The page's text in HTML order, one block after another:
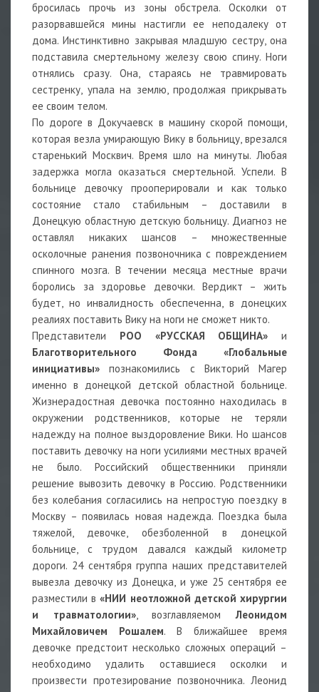
бросилась прочь из зоны обстрела. Осколки от
разорвавшейся мины настигли ее неподалеку от
дома. Инстинктивно закрывая младшую сестру, она
подставила смертельному железу свою спину. Ноги
отнялись сразу. Она, стараясь не травмировать
сестренку, упала на землю, продолжая прикрывать
ее своим телом.
По дороге в Докучаевск в машину скорой помощи,
которая везла умирающую Вику в больницу, врезался
старенький Москвич. Время шло на минуты. Любая
задержка могла оказаться смертельной. Успели. В
больнице девочку прооперировали и как только
состояние стало стабильным – доставили в
Донецкую областную детскую больницу. Диагноз не
оставлял никаких шансов – множественные
осколочные ранения позвоночника с повреждением
спинного мозга. В течении месяца местные врачи
боролись за здоровье девочки. Вердикт – жить
будет, но инвалидность обеспеченна, в донецких
реалиях поставить Вику на ноги не сможет никто.
Представители РОО «РУССКАЯ ОБЩИНА» и
Благотворительного Фонда «Глобальные
инициативы» познакомились с Викторий Магер
именно в донецкой детской областной больнице.
Жизнерадостная девочка постоянно находилась в
окружении родственников, которые не теряли
надежду на полное выздоровление Вики. Но шансов
поставить девочку на ноги усилиями местных врачей
не было. Российский общественники приняли
решение вывозить девочку в Россию. Родственники
без колебания согласились на непростую поездку в
Москву – появилась новая надежда. Поездка была
тяжелой, девочке, обезболенной в донецкой
больнице, с трудом давался каждый километр
дороги. 24 сентября группа наших представителей
вывезла девочку из Донецка, и уже 25 сентября ее
разместили в«НИИ неотложной детской хирургии
и травматологии», возглавляемомЛеонидом
Михайловичем Рошалем. В ближайшее время
девочке предстоит несколько сложных операций –
необходимо удалить оставшиеся осколки и
произвести протезирование позвоночника. Леонид